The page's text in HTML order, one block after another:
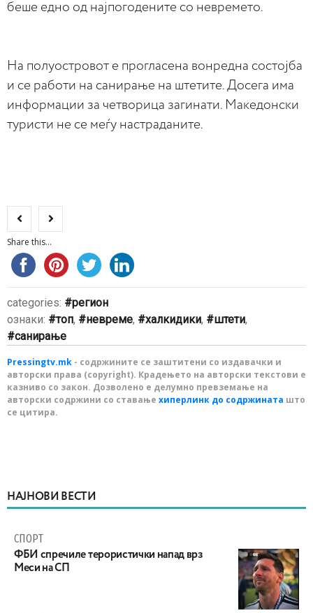
беше едно од најпогодените со невремето.
На полуостровот е прогласена вонредна состојба
и се работи на санирање на штетите. Досега има
информации за четворица загинати. Македонски
туристи не се меѓу настраданите.
Share this...
categories:
регион
ознаки:
топ, невреме, халкидики, штети,
санирање
Pressingtv.mk - содржините се заштитени со издавачки и
авторски права (copyright). Крадењето на авторски текстови е
казниво со закон. Дозволено е делумно превземање на
авторски содржини со ставање хиперлинк до содржината што
се цитира.
НАЈНОВИ ВЕСТИ
СПОРТ
ФБИ спречиле терористички напад врз
Меси на СП